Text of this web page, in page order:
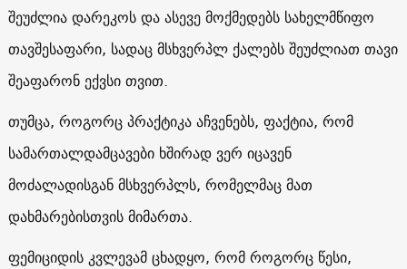
შეუძლია დარეკოს და ასევე მოქმედებს სახელმწიფო
თავშესაფარი, სადაც მსხვერპლ ქალებს შეუძლიათ თავი
შეაფარონ ექვსი თვით.
თუმცა, როგორც პრაქტიკა აჩვენებს, ფაქტია, რომ
სამართალდამცავები ხშირად ვერ იცავენ
მოძალადისგან მსხვერპლს, რომელმაც მათ
დახმარებისთვის მიმართა.
ფემიციდის კვლევამ ცხადყო, რომ როგორც წესი,